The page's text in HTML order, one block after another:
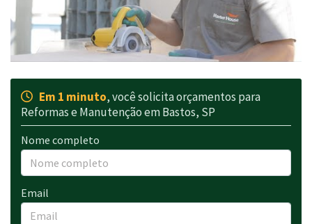
Em 1 minuto, você solicita orçamentos para
Reformas e Manutenção em Bastos, SP
Nome completo
Email